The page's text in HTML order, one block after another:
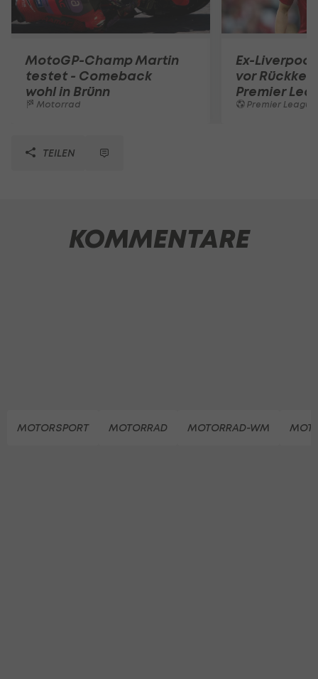
MotoGP-Champ Martin
testet - Comeback
wohl in Brünn
Motorrad
Ex-
vor
Premier
Premier League
TEILEN
KOMMENTARE
MOTORSPORT MOTORRAD MOTORRAD-WM